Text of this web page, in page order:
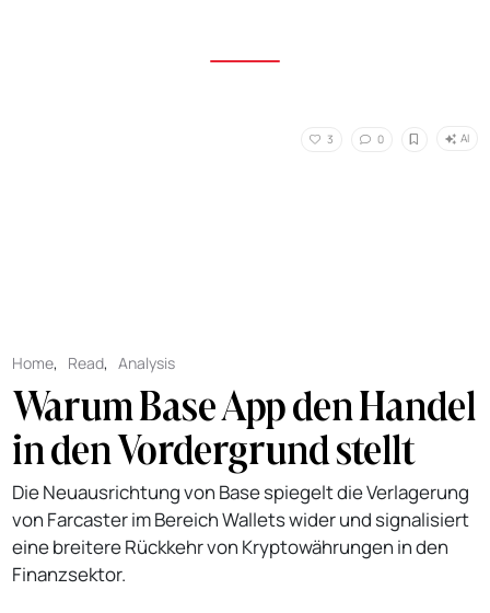
3 0 AI
Home, Read,Analysis
Warum Base App den Handel
in den Vordergrund stellt
Die Neuausrichtung von Base spiegelt die Verlagerung
von Farcaster im Bereich Wallets wider und signalisiert
eine breitere Rückkehr von Kryptowährungen in den
Finanzsektor.